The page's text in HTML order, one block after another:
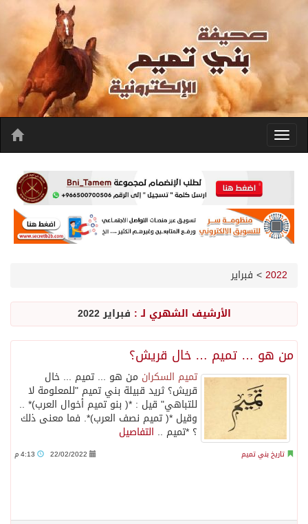
2022
> فبراير
الأرشيف الشهري لـ : فبراير 2022
من هو … تميم … خال قريش؟
تميم السكران من هو ... تميم ... خال
قريش؟ ثريد قبيلة بني تميم "للمعلومة لا
للتباهي" قيل : *( بنو تميم أخوال العرب)* ..
وقيل *( تميم نصف العرب)*. فما معنى ذلك
؟ *تميم .. التفاصيل
تاريخ بني تميم 22/02/2022